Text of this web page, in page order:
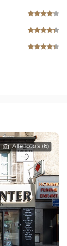
Alle foto's (6)